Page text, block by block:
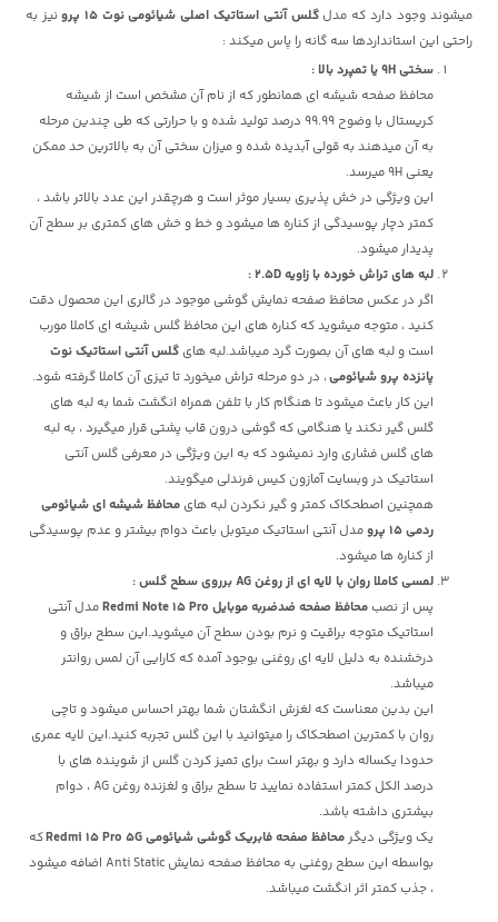
میشوند وجود دارد که مدلگلس آنتی استاتیک اصلی شیائومی نوت 15 پرو
نیز به
راحتی این استانداردها سه گانه را پاس میکند :
سختی 9H یا تمپرد بالا :
محافظ صفحه شیشه ای همانطور که از نام آن مشخص است از شیشه
کریستال با وضوح 99.99 درصد تولید شده و با حرارتی که طی چندین مرحله
به آن میدهند به قولی آبدیده شده و میزان سختی آن به بالاترین حد ممکن
یعنی 9H میرسد.
این ویژگی در خش پذیری بسیار موثر است و هرچقدر این عدد بالاتر باشد ،
کمتر دچار پوسیدگی از کناره ها میشود و خط و خش های کمتری بر سطح آن
پدیدار میشود.
لبه های تراش خورده با زاویه 2.5D :
اگر در عکس محافظ صفحه نمایش گوشی موجود در گالری این محصول دقت
کنید ، متوجه میشوید که کناره های این محافظ گلس شیشه ای کاملا مورب
است و لبه های آن بصورت گرد میباشد.لبه هایگلس آنتی استاتیک نوت
پانزده پرو شیائومی، در دو مرحله تراش میخورد تا تیزی آن کاملا گرفته شود.
این کار باعث میشود تا هنگام کار با تلفن همراه انگشت شما به لبه های
گلس گیر نکند یا هنگامی که گوشی درون قاب پشتی قرار میگیرد ، به لبه
های گلس فشاری وارد نمیشود که به این ویژگی در معرفی گلس آنتی
استاتیک در وبسایت آمازون کیس فرندلی میگویند.
همچنین اصطحکاک کمتر و گیر نکردن لبه هایمحافظ شیشه ای شیائومی
ردمی 15 پرو
مدل آنتی استاتیک میتوبل باعث دوام بیشتر و عدم پوسیدگی
از کناره ها میشود.
لمسی کاملا روان با لایه ای از روغن AG برروی سطح گلس
:
پس از نصبمحافظ صفحه ضدضربه موبایل Redmi Note 15 Pro
مدل آنتی
استاتیک متوجه براقیت و نرم بودن سطح آن میشوید.این سطح براق و
درخشنده به دلیل لایه ای روغنی بوجود آمده که کارایی آن لمس روانتر
میباشد.
این بدین معناست که لغزش انگشتان شما بهتر احساس میشود و تاچی
روان با کمترین اصطحکاک را میتوانید با این گلس تجربه کنید.این لایه عمری
حدودا یکساله دارد و بهتر است برای تمیز کردن گلس از شوینده های با
درصد الکل کمتر استفاده نمایید تا سطح براق و لغزنده روغن AG ، دوام
بیشتری داشته باشد.
یک ویژگی دیگرمحافظ صفحه فابریک گوشی شیائومی Redmi 15 Pro 5G
که
بواسطه این سطح روغنی به محافظ صفحه نمایش Anti Static اضافه میشود
، جذب کمتر اثر انگشت میباشد.